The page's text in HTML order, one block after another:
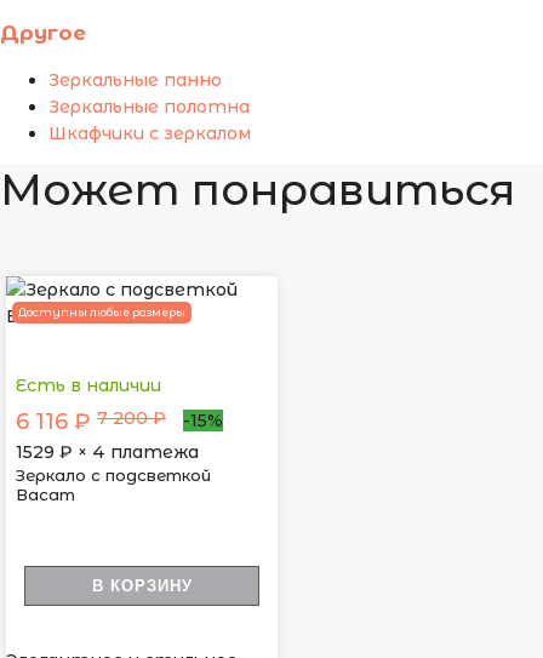
Другое
Зеркальные панно
Зеркальные полотна
Шкафчики с зеркалом
Может понравиться
Доступны любые размеры
Есть в наличии
6 116 ₽ 7 200 ₽
-15%
1529 ₽ × 4 платежа
Зеркало с подсветкой
Васат
В КОРЗИНУ